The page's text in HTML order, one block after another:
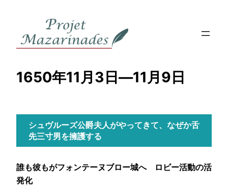
1650年11月3日―11月9日
シュヴルーズ公爵夫人がやってきて、なぜか舌
先三寸男を擁護する
誰も彼もがフォンテーヌブロー城へ ロビー活動の活
発化